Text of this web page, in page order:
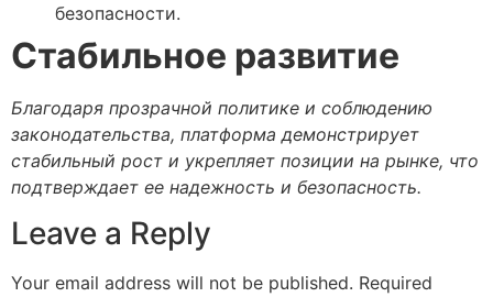
безопасности.
Стабильное развитие
Благодаря прозрачной политике и соблюдению
законодательства, платформа демонстрирует
стабильный рост и укрепляет позиции на рынке, что
подтверждает ее надежность и безопасность.
Leave a Reply
Your email address will not be published. Required